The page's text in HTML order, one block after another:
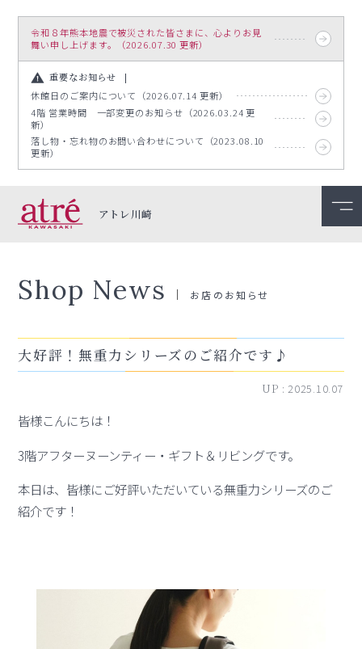
令和８年熊本地震で被災された皆さまに、心よりお見
舞い申し上げます。（2026.07.30 更新）
重要なお知らせ
休館日のご案内について（2026.07.14 更新）
4階 営業時間 一部変更のお知らせ（2026.03.24 更
新）
落し物・忘れ物のお問い合わせについて（2023.08.10
更新）
アトレ川崎
Shop News お店のお知らせ
大好評！無重力シリーズのご紹介です♪
UP :2025.10.07
皆様こんにちは！
3階アフターヌーンティー・ギフト＆リビングです。
本日は、皆様にご好評いただいている無重力シリーズのご
紹介です！